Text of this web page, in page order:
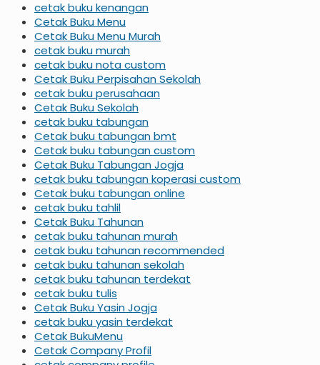
cetak buku kenangan
Cetak Buku Menu
Cetak Buku Menu Murah
cetak buku murah
cetak buku nota custom
Cetak Buku Perpisahan Sekolah
cetak buku perusahaan
Cetak Buku Sekolah
cetak buku tabungan
Cetak buku tabungan bmt
Cetak buku tabungan custom
Cetak Buku Tabungan Jogja
cetak buku tabungan koperasi custom
Cetak buku tabungan online
cetak buku tahlil
Cetak Buku Tahunan
cetak buku tahunan murah
cetak buku tahunan recommended
cetak buku tahunan sekolah
cetak buku tahunan terdekat
cetak buku tulis
Cetak Buku Yasin Jogja
cetak buku yasin terdekat
Cetak BukuMenu
Cetak Company Profil